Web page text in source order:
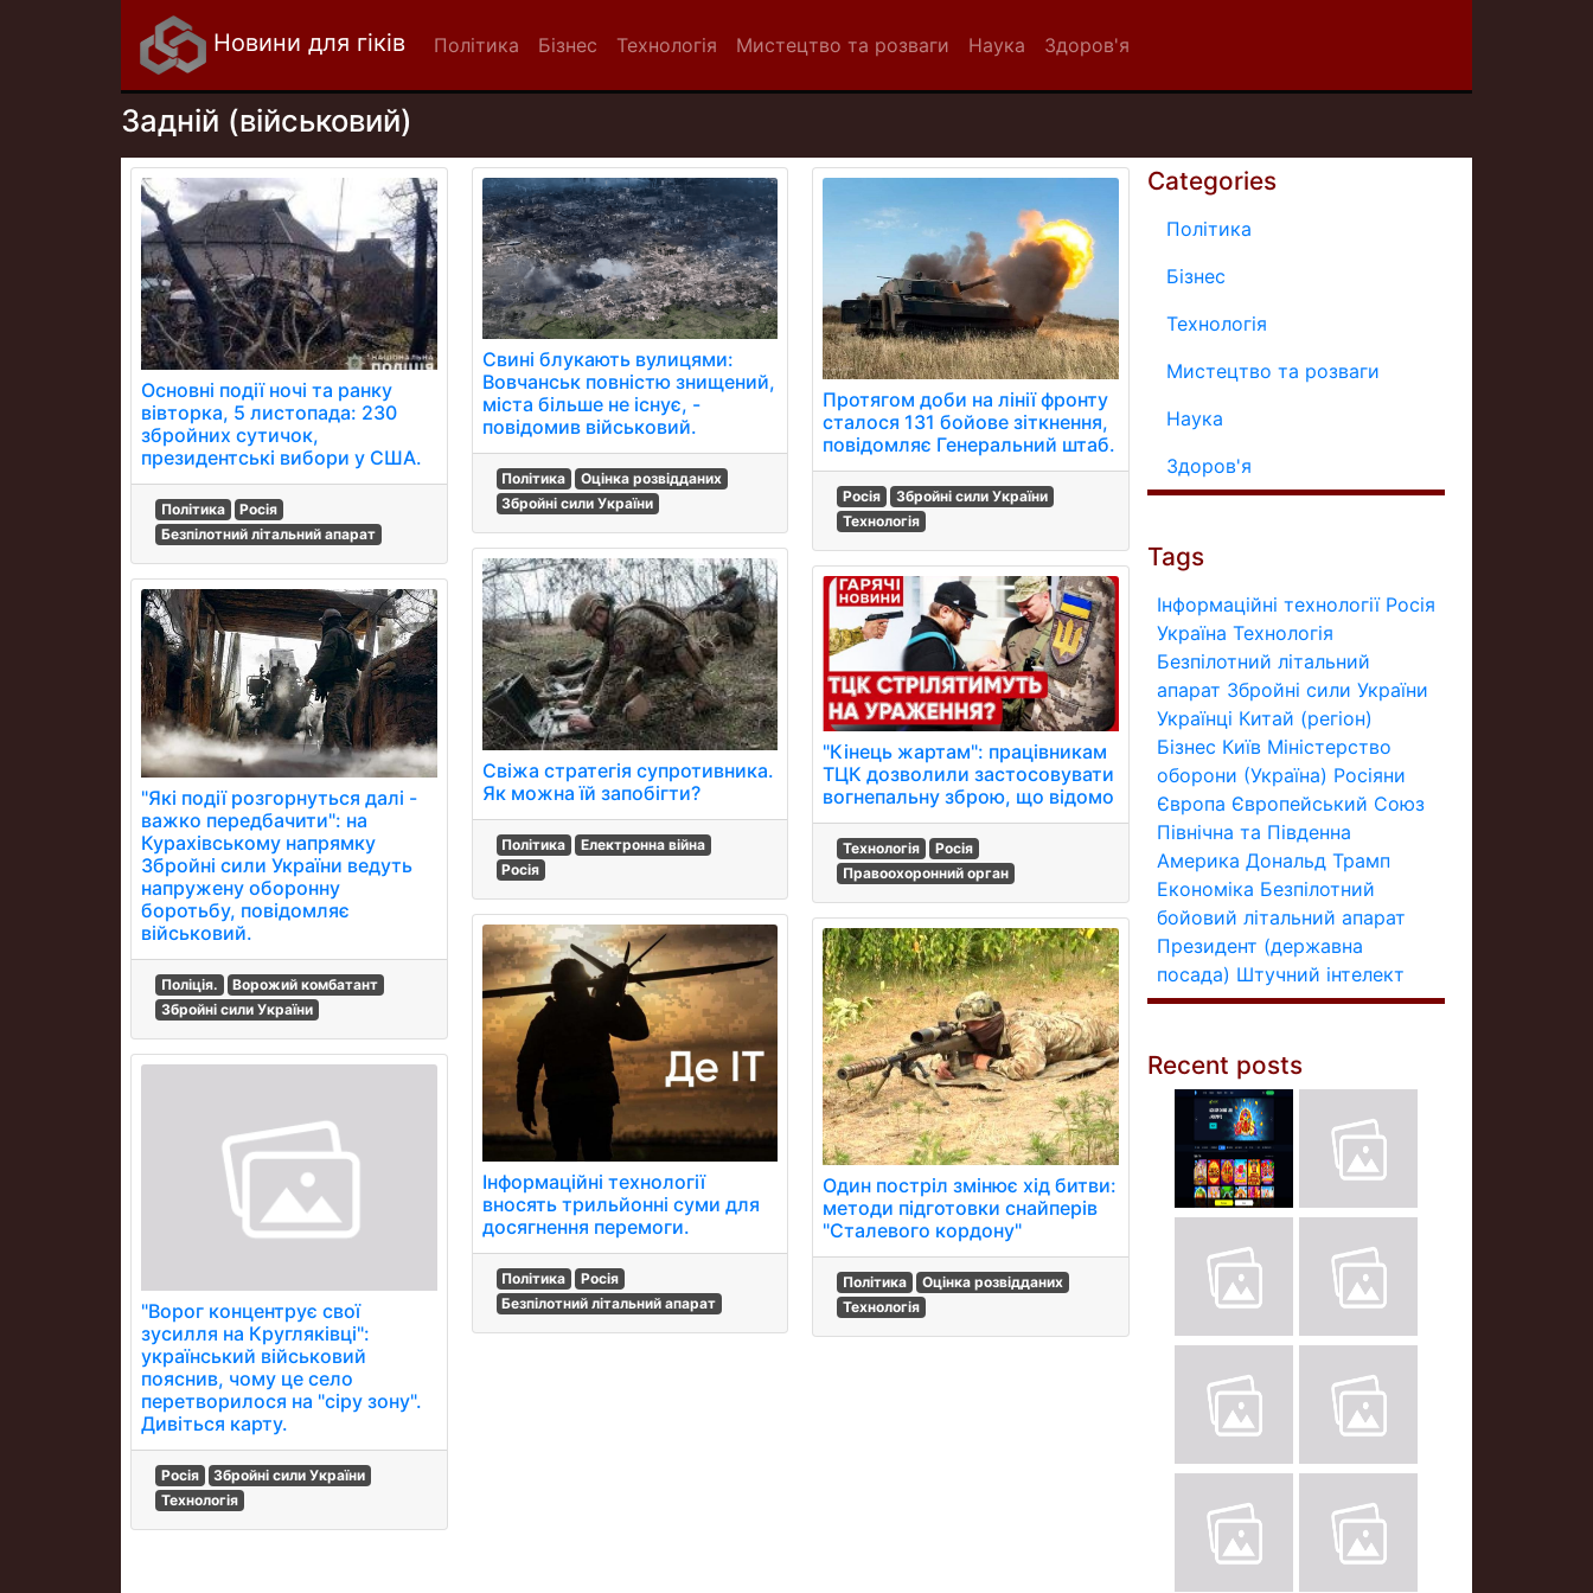
Новини для гіків Політика Бізнес Технологія Мистецтво та розваги Наука Здоров'я
Задній (військовий)
Основні події ночі та ранку
вівторка, 5 листопада: 230
збройних сутичок,
президентські вибори у США.
Політика
Росія
Безпілотний літальний апарат
"Які події розгорнуться далі -
важко передбачити": на
Курахівському напрямку
Збройні сили України ведуть
напружену оборонну
боротьбу, повідомляє
військовий.
Поліція.
Ворожий комбатант
Збройні сили України
"Ворог концентрує свої
зусилля на Кругляківці":
український військовий
пояснив, чому це село
перетворилося на "сіру зону".
Дивіться карту.
Росія
Збройні сили України
Технологія
Свині блукають вулицями:
Вовчанськ повністю знищений,
міста більше не існує, -
повідомив військовий.
Політика
Оцінка розвідданих
Збройні сили України
Свіжа стратегія супротивника.
Як можна їй запобігти?
Політика
Електронна війна
Росія
Інформаційні технології
вносять трильйонні суми для
досягнення перемоги.
Політика
Росія
Безпілотний літальний апарат
Протягом доби на лінії фронту
сталося 131 бойове зіткнення,
повідомляє Генеральний штаб.
Росія
Збройні сили України
Технологія
"Кінець жартам": працівникам
ТЦК дозволили застосовувати
вогнепальну зброю, що відомо
Технологія
Росія
Правоохоронний орган
Один постріл змінює хід битви:
методи підготовки снайперів
"Сталевого кордону"
Політика
Оцінка розвідданих
Технологія
Categories
Політика
Бізнес
Технологія
Мистецтво та розваги
Наука
Здоров'я
Tags
Інформаційні технології Росія
Україна Технологія
Безпілотний літальний
апарат Збройні сили України
Українці Китай (регіон)
Бізнес Київ Міністерство
оборони (Україна) Росіяни
Європа Європейський Союз
Північна та Південна
Америка Дональд Трамп
Економіка Безпілотний
бойовий літальний апарат
Президент (державна
посада) Штучний інтелект
Recent posts